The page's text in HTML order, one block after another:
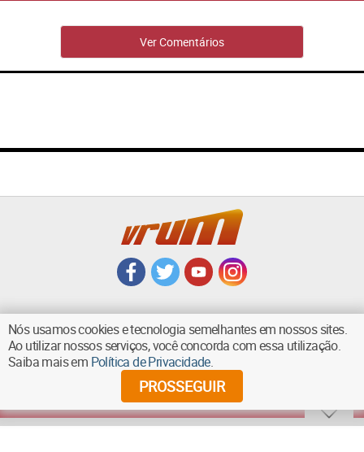
Ver Comentários
VOLTAR AO TOPO
Diários Associados - Todos os direitos reservados
Nós usamos cookies e tecnologia semelhantes em nossos sites.
Ao utilizar nossos serviços, você concorda com essa utilização.
Saiba mais em Política de Privacidade.
PROSSEGUIR